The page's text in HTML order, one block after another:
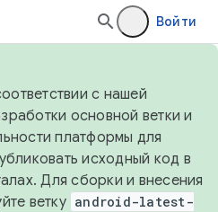
Войти
с нашей
основной ветки и
платформы для
исходный код в
Для сборки и внесения
ветку android-latest-